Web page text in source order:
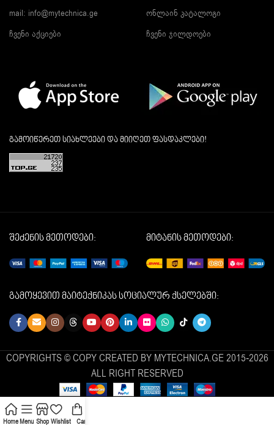
mail: info@mytechnica.ge
ჩვენი აქციები
ონლაინ კატალოგი
ჩვენი ჯილდოები
გამოიწერეთ სიახლეები და მიიღეთ ფასდაკლები!
შეძენის მეთოდები: მიტანის მეთოდები:
გამოყევით მაიტექნიკას სოციალურ ქსელებში:
COPYRIGHTS © COPY CREATED BY MYTECHNICA.GE 2015-2026
ALL RIGHT RESERVED
HomeMenu Shop Wishlist Cart